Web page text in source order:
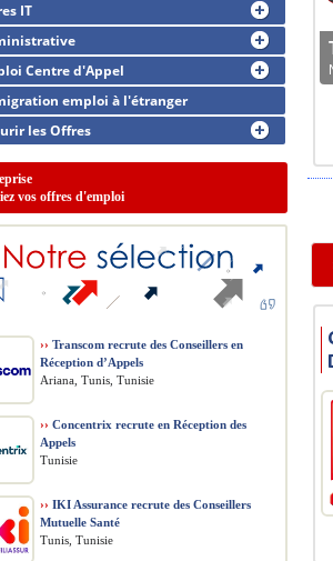
IT
Centre d'Appel
emploi à l'étranger
les Offres
vos offres d'emploi
›› Transcom recrute des Conseillers en
Réception d’Appels
Ariana, Tunis, Tunisie
›› Concentrix recrute en Réception des
Appels
Tunisie
›› IKI Assurance recrute des Conseillers
Mutuelle Santé
Tunis, Tunisie